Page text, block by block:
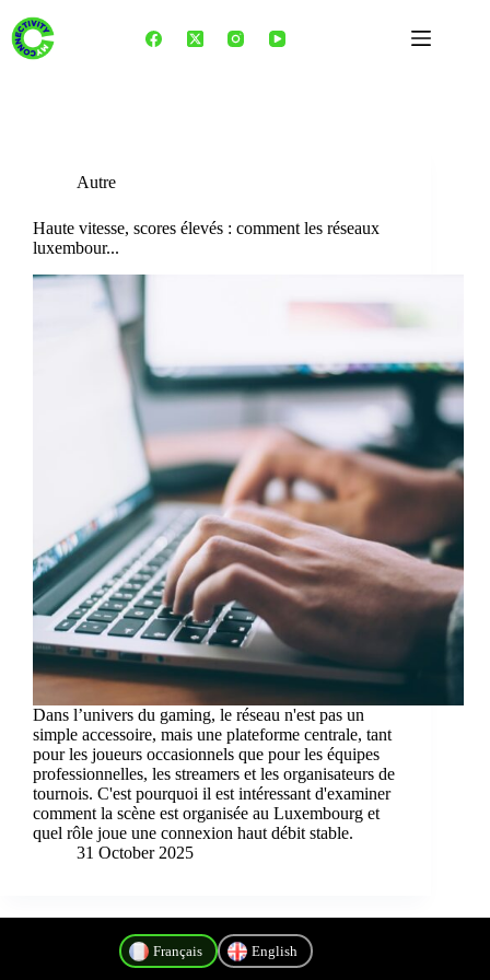
content
Autre
Haute vitesse, scores élevés : comment les réseaux
luxembour...
Dans l’univers du gaming, le réseau n'est pas un
simple accessoire, mais une plateforme centrale, tant
pour les joueurs occasionnels que pour les équipes
professionnelles, les streamers et les organisateurs de
tournois. C'est pourquoi il est intéressant d'examiner
comment la scène est organisée au Luxembourg et
quel rôle joue une connexion haut débit stable.
31 October 2025
Français English